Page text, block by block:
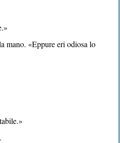
mano. «Eppure eri odiosa lo